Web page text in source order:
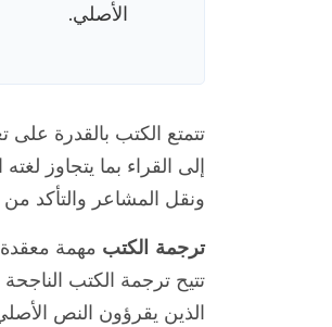
الأصلي.
تتمتع الكتب بالقدرة على
إلى القراء بما يتجاوز
ونقل المشاعر والتأكد
ترجمة الكتب مهمة معقدة
تتيح ترجمة الكتب
الذين يقرؤون النص